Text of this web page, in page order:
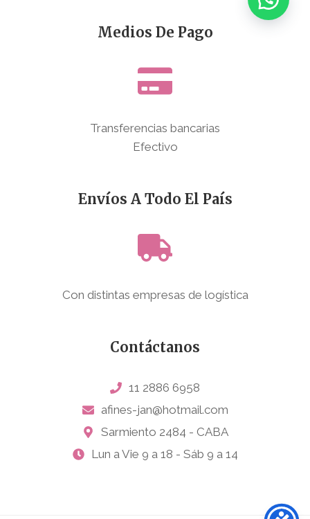
Medios De Pago
Transferencias bancarias
Efectivo
Envíos A Todo El País
Con distintas empresas de logística
Contáctanos
11 2886 6958
afines-jan@hotmail.com
Sarmiento 2484 - CABA
Lun a Vie 9 a 18 - Sáb 9 a 14